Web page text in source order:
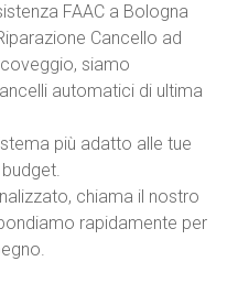
FAAC a Bologna
Cancello ad
siamo
automatici di ultima
più adatto alle tue
chiama il nostro
rapidamente per